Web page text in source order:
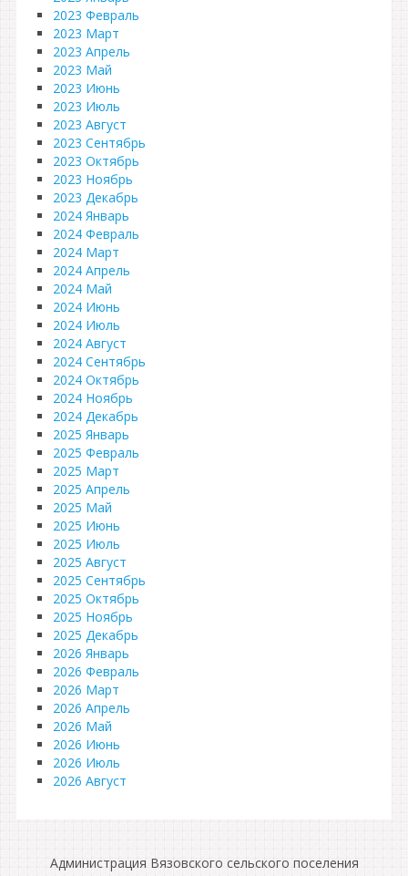
2023 Февраль
2023 Март
2023 Апрель
2023 Май
2023 Июнь
2023 Июль
2023 Август
2023 Сентябрь
2023 Октябрь
2023 Ноябрь
2023 Декабрь
2024 Январь
2024 Февраль
2024 Март
2024 Апрель
2024 Май
2024 Июнь
2024 Июль
2024 Август
2024 Сентябрь
2024 Октябрь
2024 Ноябрь
2024 Декабрь
2025 Январь
2025 Февраль
2025 Март
2025 Апрель
2025 Май
2025 Июнь
2025 Июль
2025 Август
2025 Сентябрь
2025 Октябрь
2025 Ноябрь
2025 Декабрь
2026 Январь
2026 Февраль
2026 Март
2026 Апрель
2026 Май
2026 Июнь
2026 Июль
2026 Август
Администрация Вязовского сельского поселения